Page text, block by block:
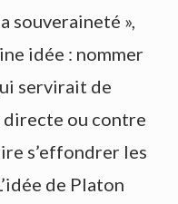
souveraineté »,
idée : nommer
servirait de
ou contre
s’effondrer les
de Platon